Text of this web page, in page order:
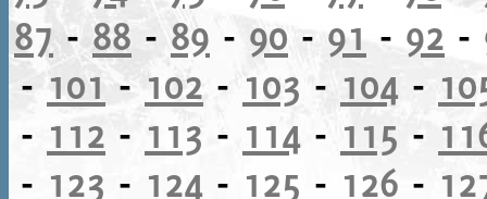
87- 88 -89 - 90 - 91 - 92 -
-101 -102 - 103 - 104 -
- 112 - 113 - 114 - 115 -
- 123 - 124 - 125 - 126 -